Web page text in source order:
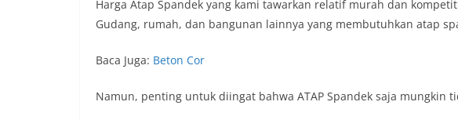
Harga Atap Spandek yang kami tawarkan relatif murah dan
Gudang, rumah, dan bangunan lainnya yang membutuhkan atap
Baca Juga: Beton Cor
Namun, penting untuk diingat bahwa ATAP Spandek saja